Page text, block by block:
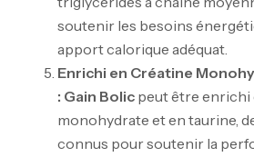
soutenir les besoins
apport calorique adéquat.
Enrichi en Créatine
: Gain Bolic peut être enrichi
monohydrate et en taurine,
connus pour soutenir la